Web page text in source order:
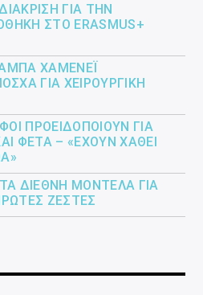
ΓΙΑ ΤΗΝ
ΣΤΟ ERASMUS+
ΧΑΜΕΝΕΪ́
ΓΙΑ ΧΕΙΡΟΥΡΓΙΚΉ
ΠΡΟΕΙΔΟΠΟΙΟΎΝ ΓΙΑ
ΦΈΤΑ – «ΈΧΟΥΝ ΧΑΘΕΊ
ΔΙΕΘΝΉ ΜΟΝΤΈΛΑ ΓΙΑ
ΖΈΣΤΕΣ